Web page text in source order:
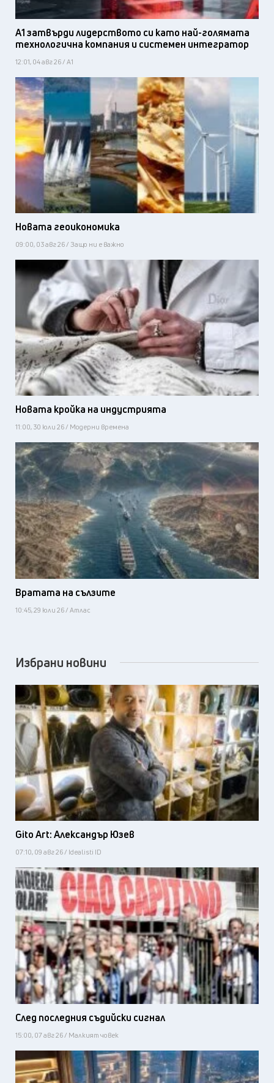
А1 затвърди лидерството си като най-голямата
технологична компания и системен интегратор
12:01, 04 авг 26 / А1
Новата геоикономика
09:00, 03 авг 26 / Защо ни е важно
Новата кройка на индустрията
11:00, 30 юли 26 / Модерни времена
Вратата на сълзите
10:45, 29 юли 26 / Атлас
Избрани новини
Gito Art: Александър Юзев
07:10, 09 авг 26 / Idealisti ID
След последния съдийски сигнал
15:00, 07 авг 26 / Малкият човек